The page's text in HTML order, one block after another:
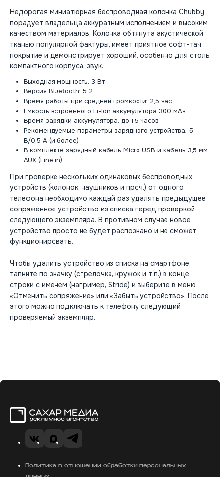
Недорогая миниатюрная беспроводная колонка Chubby
порадует владельца аккуратным исполнением и высоким
качеством материалов. Колонка обтянута акустической
тканью популярной фактуры, имеет приятное софт-тач
покрытие и демонстрирует хороший, особенно для столь
компактного корпуса, звук.
Выходная мощность: 3 Вт
Версия Bluetooth: 5.2
Время работы при средней громкости: 2,5 час
Емкость встроенного Li-Ion аккумулятора 300 мАч
Время зарядки аккумулятора: до 1,5 часов
Рекомендуемые параметры зарядного устройства: 5
В/0,5 А (и более)
В комплекте зарядный кабель Micro USB и кабель 3,5 мм
AUX (Line in).
При проверке нескольких одинаковых беспроводных
устройств (колонок, наушников и проч.) от одного
телефона необходимо каждый раз удалять предыдущее
сопряженное устройство из списка перед проверкой
следующего экземпляра. В противном случае новое
устройство просто не будет распознано и не сможет
функционировать.
Чтобы удалить устройство из списка на смартфоне,
тапните по значку (стрелочка, кружок и т.п.) в конце
строки с именем (например, Stride) и выберите в меню
«Отменить сопряжение» или «Забыть устройство». После
этого можно подключать к телефону следующий
проверяемый экземпляр.
VK Telegram
MAX
Политика в отношении обработки персональных
данных